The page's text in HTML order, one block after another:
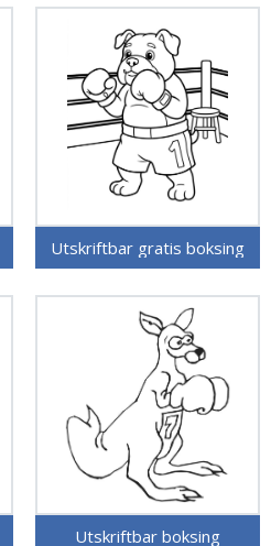
Utskriftbar gratis boksing
Utskriftbar boksing